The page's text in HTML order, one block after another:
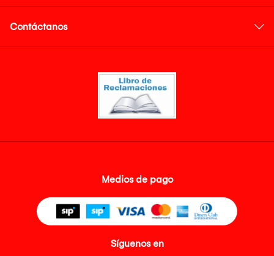
Contáctanos
Medios de pago
Síguenos en